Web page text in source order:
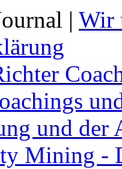
| Wir
und
Mining -